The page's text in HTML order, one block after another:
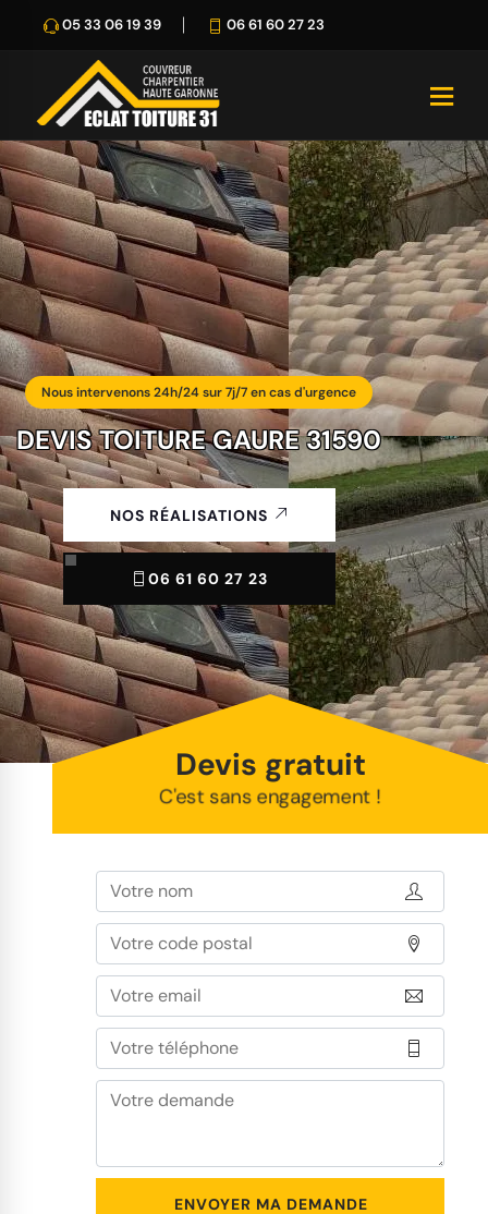
05 33 06 19 39 06 61 60 27 23
Nous intervenons 24h/24 sur 7j/7 en cas d'urgence
DEVIS TOITURE GAURE 31590
NOS RÉALISATIONS
06 61 60 27 23
Devis gratuit
C'est sans engagement !